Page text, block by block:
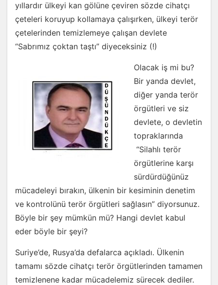
yıllardır ülkeyi kan gölüne çeviren sözde cihatçı
çeteleri koruyup kollamaya çalışırken, ülkeyi terör
çetelerinden temizlemeye çalışan devlete
“Sabrımız çoktan taştı” diyeceksiniz (!)
Olacak iş mi bu?
Bir yanda devlet,
diğer yanda terör
örgütleri ve siz
devlete, o devletin
topraklarında
“Silahlı terör
örgütlerine karşı
sürdürdüğünüz
mücadeleyi bırakın, ülkenin bir kesiminin denetim
ve kontrolünü terör örgütleri sağlasın” diyorsunuz.
Böyle bir şey mümkün mü? Hangi devlet kabul
eder böyle bir şeyi?
Suriye’de, Rusya’da defalarca açıkladı. Ülkenin
tamamı sözde cihatçı terör örgütlerinden tamamen
temizlenene kadar mücadelemiz sürecek dediler.